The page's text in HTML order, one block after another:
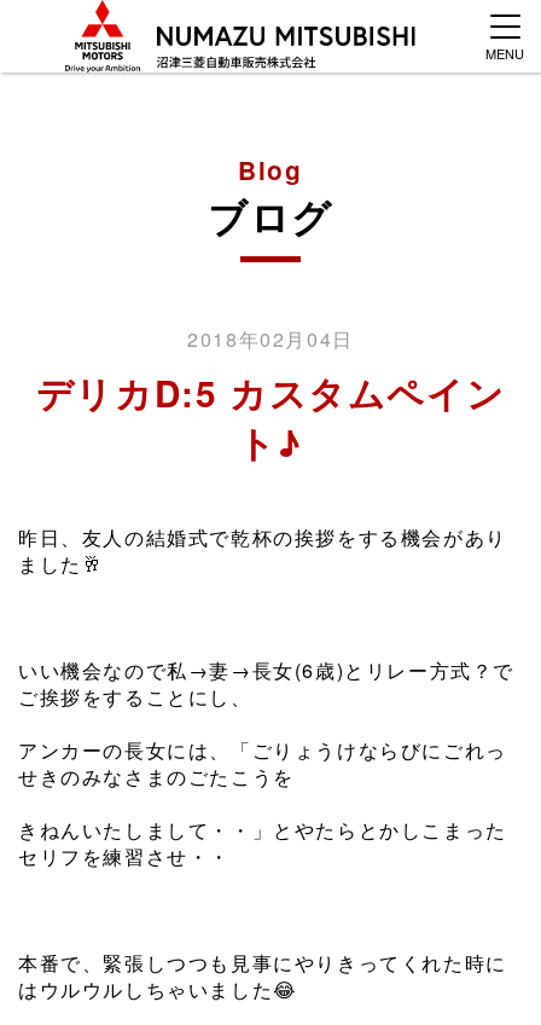
MENU
Blog
ブログ
2018年02月04日
デリカD:5 カスタムペイン
ト♪
昨日、友人の結婚式で乾杯の挨拶をする機会があり
ました 🥂
いい機会なので私→妻→長女(6歳)とリレー方式？で
ご挨拶をすることにし、
アンカーの長女には、
「ごりょうけならびにごれっ
せきのみなさまのごたこうを
きねんいたしまして・・」 とやたらとかしこまった
セリフを練習させ・・
本番で、緊張しつつも見事にやりきってくれた時に
はウルウルしちゃいました😂